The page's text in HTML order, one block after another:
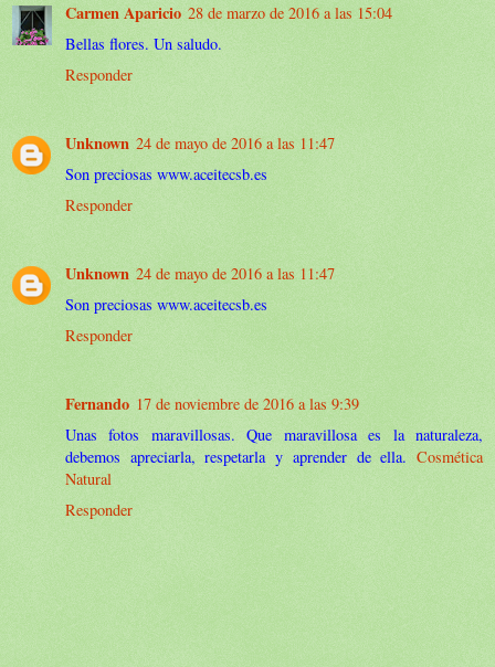
Carmen Aparicio 28 de marzo de 2016 a las 15:04
Bellas flores. Un saludo.
Responder
Unknown 24 de mayo de 2016 a las 11:47
Son preciosas www.aceitecsb.es
Responder
Unknown 24 de mayo de 2016 a las 11:47
Son preciosas www.aceitecsb.es
Responder
Fernando 17 de noviembre de 2016 a las 9:39
Unas fotos maravillosas. Que maravillosa es la naturaleza,
debemos apreciarla, respetarla y aprender de ella. Cosmética
Natural
Responder